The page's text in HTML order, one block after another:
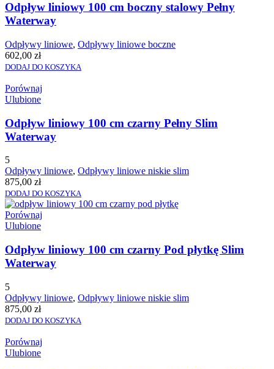
Odpływ liniowy 100 cm boczny stalowy Pełny
Waterway
Odpływy liniowe, Odpływy liniowe boczne
602,00 zł
DODAJ DO KOSZYKA
Porównaj
Ulubione
Odpływ liniowy 100 cm czarny Pełny Slim
Waterway
5
Odpływy liniowe, Odpływy liniowe niskie slim
875,00 zł
DODAJ DO KOSZYKA
Porównaj
Ulubione
Odpływ liniowy 100 cm czarny Pod płytkę Slim
Waterway
5
Odpływy liniowe, Odpływy liniowe niskie slim
875,00 zł
DODAJ DO KOSZYKA
Porównaj
Ulubione